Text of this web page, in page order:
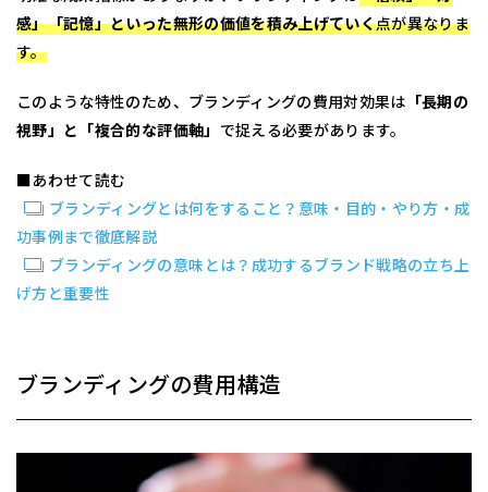
感」「記憶」といった無形の価値を積み上げていく点が異なりま
す。
このような特性のため、ブランディングの費用対効果は 「長期の
視野」と「複合的な評価軸」 で捉える必要があります。
■あわせて読む
ブランディングとは何をすること？意味・目的・やり方・成
功事例まで徹底解説
ブランディングの意味とは？成功するブランド戦略の立ち上
げ方と重要性
ブランディングの費用構造